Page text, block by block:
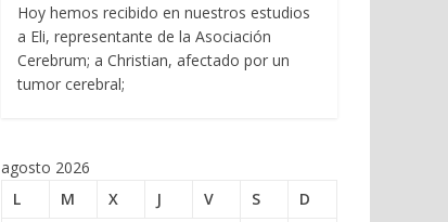
Hoy hemos recibido en nuestros estudios
a Eli, representante de la Asociación
Cerebrum; a Christian, afectado por un
tumor cerebral;
agosto 2026
L
M X J V S
D